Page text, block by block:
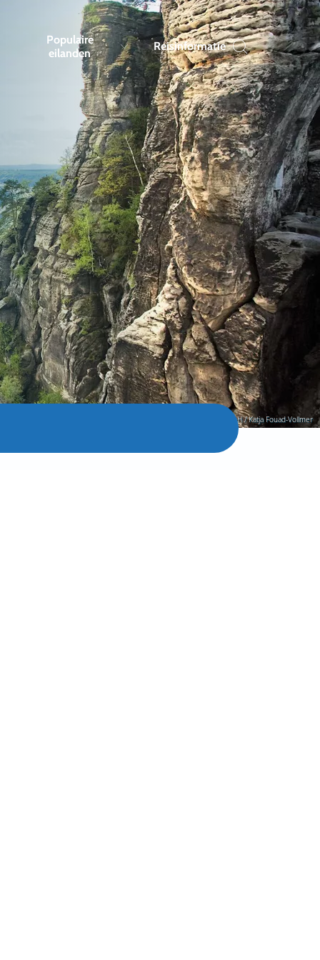
Populaire
eilanden
Reisinformatie
© TMGS Tourismus Marketing Gesellschaft Sachsen mbH / Katja Fouad-Vollmer